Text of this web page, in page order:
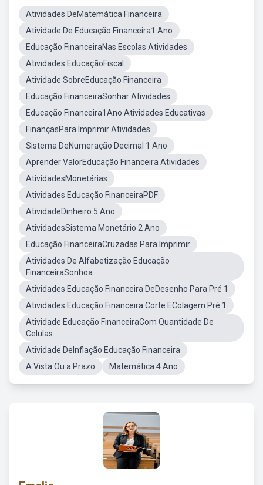
Atividades DeMatemática Financeira
Atividade De Educação Financeira1 Ano
Educação FinanceiraNas Escolas Atividades
Atividades EducaçãoFiscal
Atividade SobreEducação Financeira
Educação FinanceiraSonhar Atividades
Educação Financeira1Ano Atividades Educativas
FinançasPara Imprimir Atividades
Sistema DeNumeração Decimal 1 Ano
Aprender ValorEducação Financeira Atividades
AtividadesMonetárias
Atividades Educação FinanceiraPDF
AtividadeDinheiro 5 Ano
AtividadesSistema Monetário 2 Ano
Educação FinanceiraCruzadas Para Imprimir
Atividades De Alfabetização Educação
FinanceiraSonhoa
Atividades Educação Financeira DeDesenho Para Pré 1
Atividades Educação Financeira Corte EColagem Pré 1
Atividade Educação FinanceiraCom Quantidade De
Celulas
Atividade DeInflação Educação Financeira
A Vista Ou a Prazo
Matemática 4 Ano